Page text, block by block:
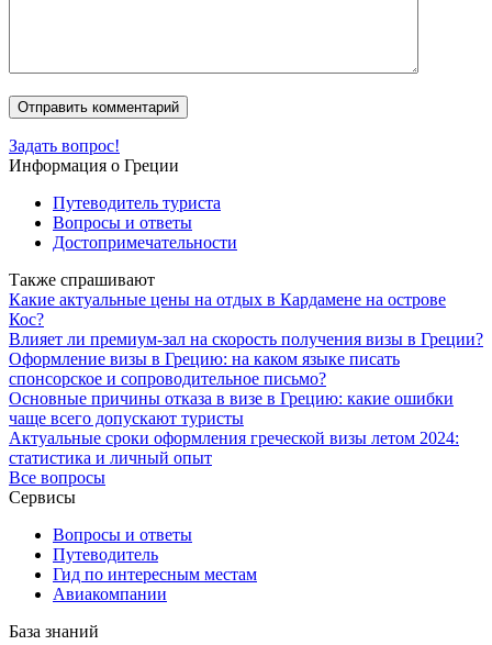
Задать вопрос!
Информация о Греции
Путеводитель туриста
Вопросы и ответы
Достопримечательности
Также спрашивают
Какие актуальные цены на отдых в Кардамене на острове
Кос?
Влияет ли премиум-зал на скорость получения визы в Греции?
Оформление визы в Грецию: на каком языке писать
спонсорское и сопроводительное письмо?
Основные причины отказа в визе в Грецию: какие ошибки
чаще всего допускают туристы
Актуальные сроки оформления греческой визы летом 2024:
статистика и личный опыт
Все вопросы
Сервисы
Вопросы и ответы
Путеводитель
Гид по интересным местам
Авиакомпании
База знаний